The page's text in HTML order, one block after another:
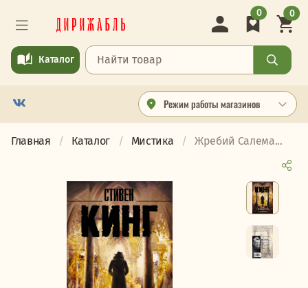
Режим работы магазинов
Каталог
0 0
Главная Каталог Мистика Жребий Салема...